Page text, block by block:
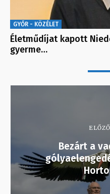
GYŐR - KÖZÉLET
Életműdíjat kapott
gyerme…
Bezárt a